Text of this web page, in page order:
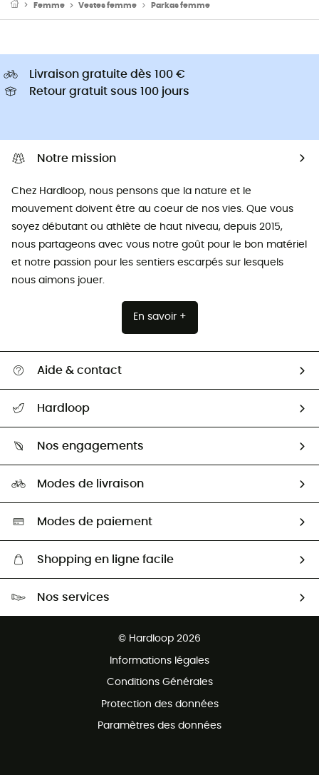
Femme Vestes femme Parkas femme
Livraison gratuite dès 100 €
Retour gratuit sous 100 jours
Notre mission
Chez Hardloop, nous pensons que la nature et le
mouvement doivent être au coeur de nos vies. Que vous
soyez débutant ou athlète de haut niveau, depuis 2015,
nous partageons avec vous notre goût pour le bon matériel
et notre passion pour les sentiers escarpés sur lesquels
nous aimons jouer.
En savoir +
Aide & contact
Retour & remboursement
Guide des tailles
Seconde Main
Aide & Contact
Hardloop
HardGuides
Nos engagements
Sélection éco-responsable
Modes de livraison
Modes de paiement
Shopping en ligne facile
Nos services
© Hardloop 2026
Informations légales
Conditions Générales
Protection des données
Paramètres des données